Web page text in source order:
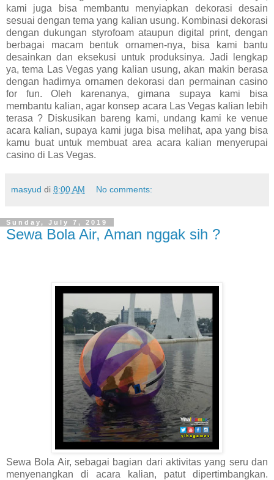
kami juga bisa membantu menyiapkan dekorasi desain
sesuai dengan tema yang kalian usung. Kombinasi dekorasi
dengan dukungan styrofoam ataupun digital print, dengan
berbagai macam bentuk ornamen-nya, bisa kami bantu
desainkan dan eksekusi untuk produksinya. Jadi lengkap
ya, tema Las Vegas yang kalian usung, akan makin berasa
dengan hadirnya ornamen dekorasi dan permainan casino
for fun. Oleh karenanya, gimana supaya kami bisa
membantu kalian, agar konsep acara Las Vegas kalian lebih
terasa ? Diskusikan bareng kami, undang kami ke venue
acara kalian, supaya kami juga bisa melihat, apa yang bisa
kamu buat untuk membuat area acara kalian menyerupai
casino di Las Vegas.
masyud di 8:00 AM No comments:
Sunday, July 7, 2019
Sewa Bola Air, Aman nggak sih ?
Sewa Bola Air, sebagai bagian dari aktivitas yang seru dan
menyenangkan di acara kalian, patut dipertimbangkan.